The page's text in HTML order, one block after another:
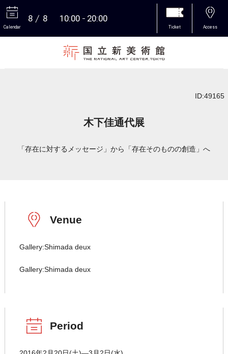
Calendar
8 8 10:00 20:00
Ticket Access
ID:49165
木下佳通代展
「存在に対するメッセージ」から「存在そのものの創造」へ
Venue
Gallery:Shimada deux
Gallery:Shimada deux
Period